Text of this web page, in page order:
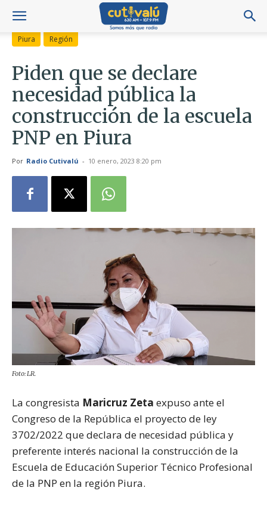
Piura Región
Piden que se declare
necesidad pública la
construcción de la escuela
PNP en Piura
Por Radio Cutivalú - 10 enero, 2023 8:20 pm
Foto: LR.
La congresista Maricruz Zeta expuso ante el
Congreso de la República el proyecto de ley
3702/2022 que declara de necesidad pública y
preferente interés nacional la construcción de la
Escuela de Educación Superior Técnico Profesional
de la PNP en la región Piura.